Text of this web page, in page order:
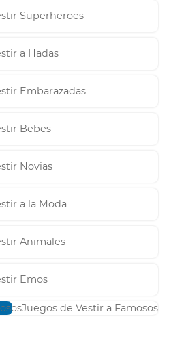
Superheroes
a Hadas
Embarazadas
Bebes
Novias
a la Moda
Animales
Emos
Juegos de Vestir a Famosos